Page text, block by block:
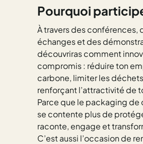
Pourquoi
À travers des conférences,
échanges et des
découvriras comment
compromis : réduire ton
carbone, limiter les
renforçant l’attractivité de
Parce que le packaging de
se contente plus de
raconte, engage et
C’est aussi l’occasion de